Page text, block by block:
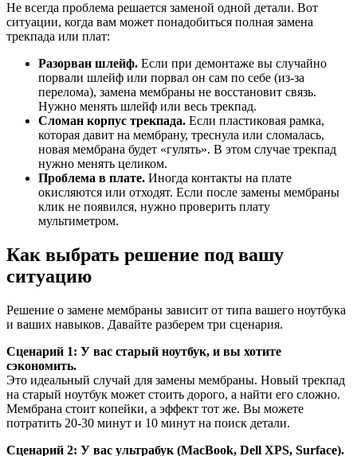
Не всегда проблема решается заменой одной детали. Вот
ситуации, когда вам может понадобиться полная замена
трекпада или плат:
Разорван шлейф. Если при демонтаже вы случайно
порвали шлейф или порвал он сам по себе (из-за
перелома), замена мембраны не восстановит связь.
Нужно менять шлейф или весь трекпад.
Сломан корпус трекпада. Если пластиковая рамка,
которая давит на мембрану, треснула или сломалась,
новая мембрана будет «гулять». В этом случае трекпад
нужно менять целиком.
Проблема в плате. Иногда контакты на плате
окисляются или отходят. Если после замены мембраны
клик не появился, нужно проверить плату
мультиметром.
Как выбрать решение под вашу
ситуацию
Решение о замене мембраны зависит от типа вашего ноутбука
и ваших навыков. Давайте разберем три сценария.
Сценарий 1: У вас старый ноутбук, и вы хотите
сэкономить.
Это идеальный случай для замены мембраны. Новый трекпад
на старый ноутбук может стоить дорого, а найти его сложно.
Мембрана стоит копейки, а эффект тот же. Вы можете
потратить 20-30 минут и 10 минут на поиск детали.
Сценарий 2: У вас ультрабук (MacBook, Dell XPS, Surface).